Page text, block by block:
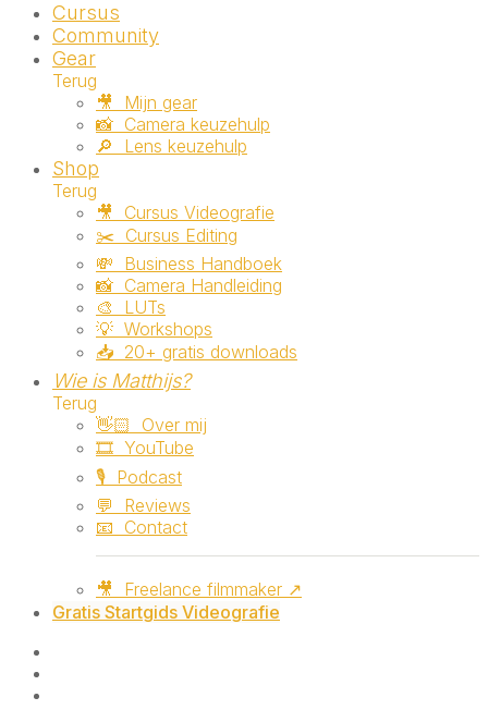
Cursus
Community
Gear
Terug
🎥 ‎ ‎Mijn gear
📸 ‎ ‎Camera keuzehulp
🔎 ‎ ‎Lens keuzehulp
Shop
Terug
🎥 ‎ ‎Cursus Videografie
✂️ ‎ ‎Cursus Editing
💸 ‎ ‎Business Handboek
📸 ‎ ‎Camera Handleiding
🎨 ‎ ‎LUTs
💡 ‎ ‎Workshops
📥 ‎ ‎20+ gratis downloads
Wie is Matthijs?
Terug
👋🏻 ‎ ‎Over mij
🎞️ ‎ ‎YouTube
🎙️ ‎ ‎Podcast
💬 ‎ ‎Reviews
📧 ‎ ‎Contact
🎥 ‎ ‎Freelance filmmaker ↗
Gratis Startgids Videografie